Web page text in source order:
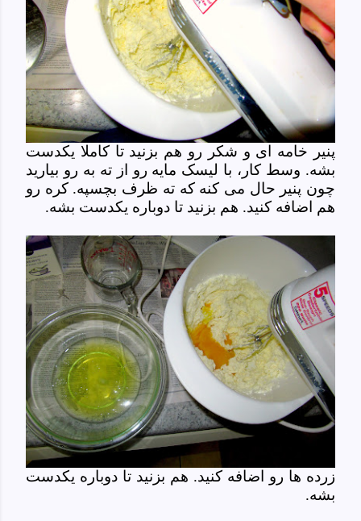
پنیر خامه ای و شکر رو هم بزنید تا کاملا یکدست
بشه. وسط کار، با لیسک مایه رو از ته به رو بیارید
چون پنیر حال می کنه که ته ظرف بچسپه. کره رو
هم اضافه کنید. هم بزنید تا دوباره یکدست بشه.
زرده ها رو اضافه کنید. هم بزنید تا دوباره یکدست
بشه.